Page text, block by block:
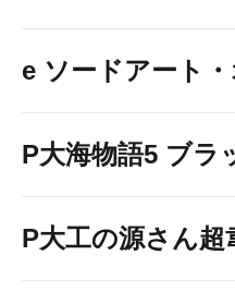
e ソードアート
P大海物語5 ブラ
P大工の源さん